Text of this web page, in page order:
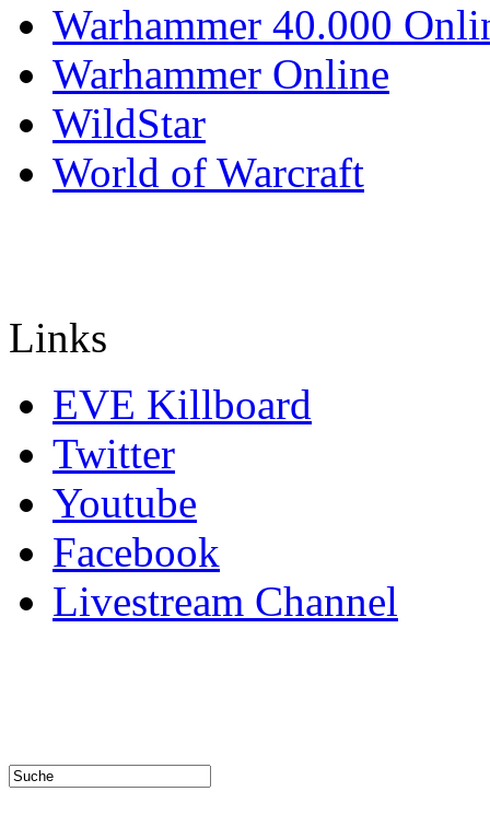
Warhammer 40.000
Warhammer Online
WildStar
World of Warcraft
Links
EVE Killboard
Twitter
Youtube
Facebook
Livestream Channel